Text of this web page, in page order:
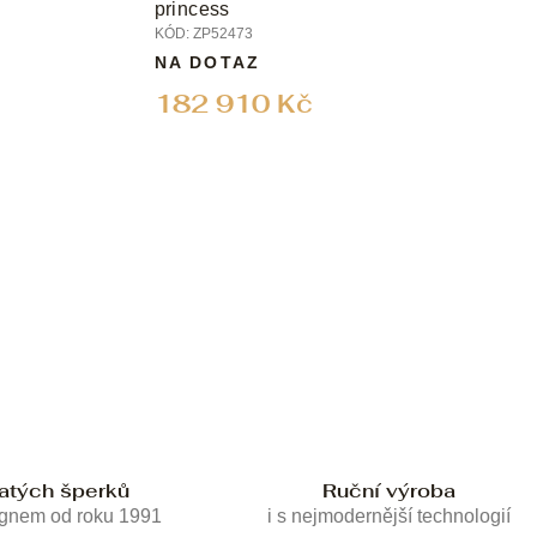
princess
KÓD: ZP52473
182 910 Kč
NA DOTAZ
šperků
od roku 1991
Ruční výroba
i s nejmodernější technologií